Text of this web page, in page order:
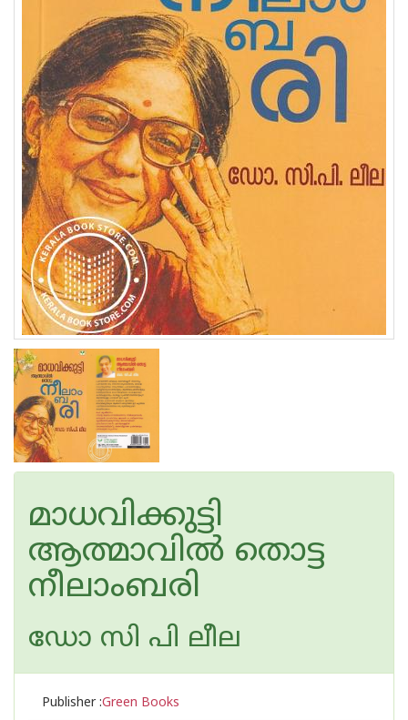
മാധവിക്കുട്ടി
ആത്മാവിൽ തൊട്ട
നീലാംബരി
ഡോ സി പി ലീല
Publisher :Green Books